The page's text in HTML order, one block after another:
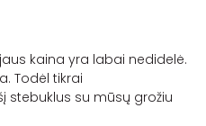
kaina yra labai nedidelė.
Todėl tikrai
su mūsų grožiu